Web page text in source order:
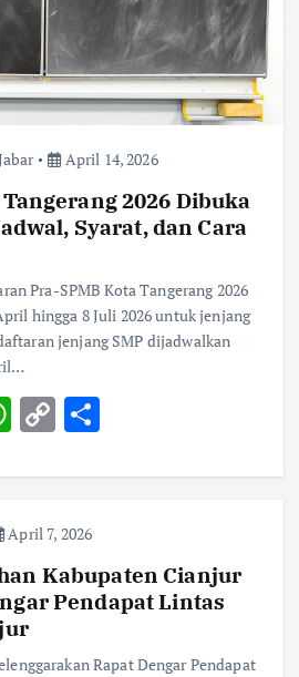
April 14, 2026
2026 Dibuka
Syarat, dan Cara
Pra-SPMB Kota Tangerang 2026
hingga 8 Juli 2026 untuk jenjang
jenjang SMP dijadwalkan
W
at
s
A
p
p
C
p
y
Li
n
S
ar
April 7, 2026
Kabupaten Cianjur
Pendapat Lintas
Rapat Dengar Pendapat